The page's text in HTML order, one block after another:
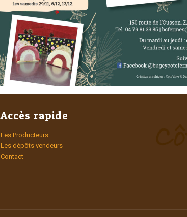
Accès rapide
Les Producteurs
Les dépôts vendeurs
Contact